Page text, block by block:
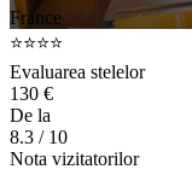
France
⭐⭐⭐⭐
Evaluarea stelelor
130 €
De la
8.3 / 10
Nota vizitatorilor